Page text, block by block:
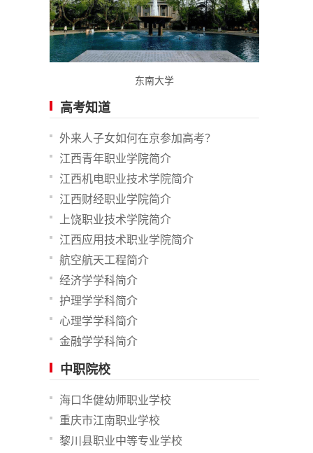
东南大学
高考知道
外来人子女如何在京参加高考？
江西青年职业学院简介
江西机电职业技术学院简介
江西财经职业学院简介
上饶职业技术学院简介
江西应用技术职业学院简介
航空航天工程简介
经济学学科简介
护理学学科简介
心理学学科简介
金融学学科简介
中职院校
海口华健幼师职业学校
重庆市江南职业学校
黎川县职业中等专业学校